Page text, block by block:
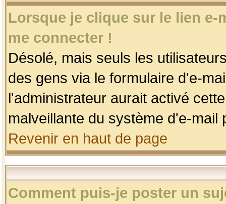
Lorsque je clique sur le lien
me connecter !
Désolé, mais seuls les
des gens via le formulaire d'e-
l'administrateur aurait activé
malveillante du système d'e-
Revenir en haut de page
Comment puis-je poster un